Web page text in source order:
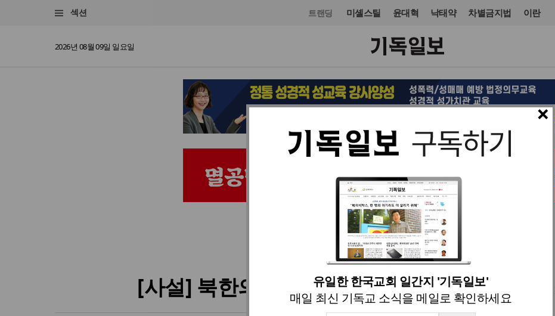
섹션 트랜딩 미셸스틸 윤대혁 낙태약 차별금지법 이란
2026년 08월 09일 일요일
×
유일한 한국교회 일간지 '기독일보'
매일 최신 기독교 소식을 메일로 확인하세요
오피니언·칼럼 사설 입력 2024. 07. 04 07:03
[사설] 북한의 참혹한 인권상황, 어둠 짙을수